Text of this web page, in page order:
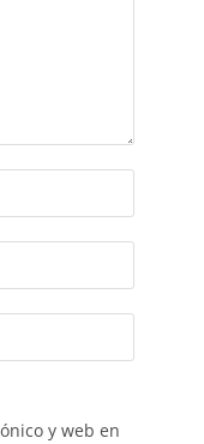
y web en